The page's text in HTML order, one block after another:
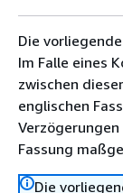
Die
Im Falle eines
zwischen
englischen
Fassung
Die